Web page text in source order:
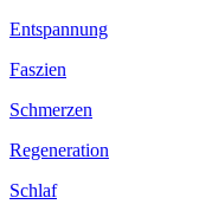
Entspannung
Faszien
Schmerzen
Regeneration
Schlaf